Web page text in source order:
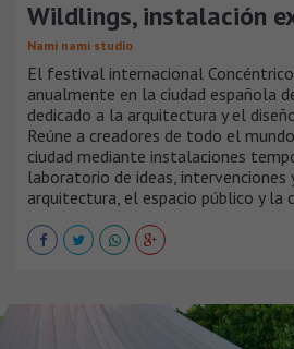
Wildlings, instalación
Nami nami studio
El festival internacional
anualmente en la ciudad española
dedicado a la arquitectura y el
Reúne a creadores de todo el
ciudad mediante instalaciones
laboratorio de ideas,
arquitectura, el espacio público y la